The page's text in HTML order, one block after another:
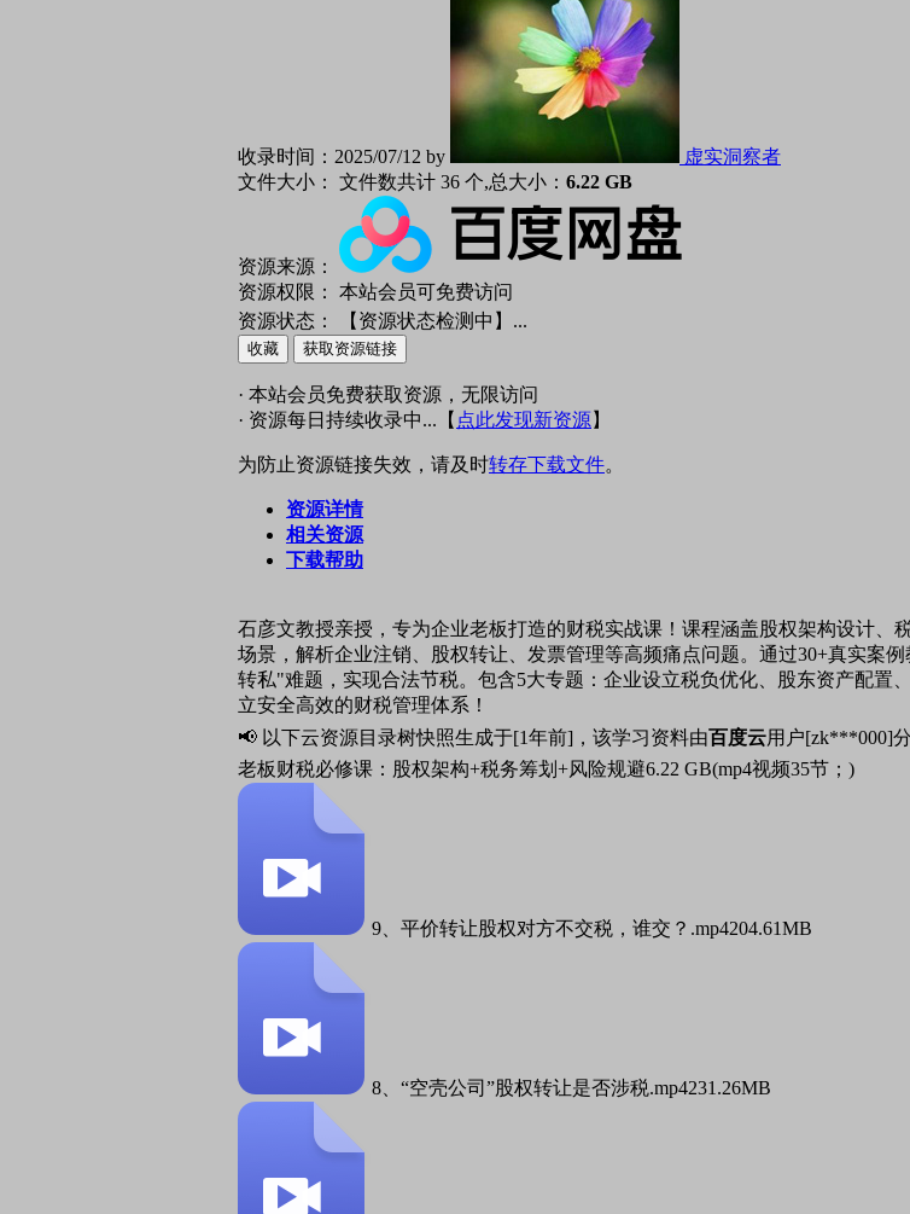
收录时间： 2025/07/12 by
虚实洞察者
文件大小：
文件数共计 36 个,总大小： 6.22 GB
资源来源：
资源权限：
本站会员可免费访问
资源状态：
【资源状态检测中】 ...
收藏 获取资源链接
· 本站会员免费获取资源，无限访问
· 资源每日持续收录中...【 点此发现新资源】
为防止资源链接失效，请及时转存下载文件。
资源详情
相关资源
下载帮助
石彦文教授亲授，专为企业老板打造的财税实战课！课程涵盖股权架构设计、
场景，解析企业注销、股权转让、发票管理等高频痛点问题。通过30+真实案
转私"难题，实现合法节税。包含5大专题：企业设立税负优化、股东资产配置
立安全高效的财税管理体系！
📢 以下云资源目录树快照生成于[1年前]，该学习资料由百度云用户[zk***000]
老板财税必修课：股权架构+税务筹划+风险规避6.22 GB(mp4视频35节；)
9、平价转让股权对方不交税，谁交？.mp4204.61MB
8、“空壳公司”股权转让是否涉税.mp4231.26MB